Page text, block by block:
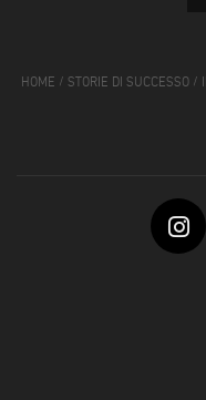
HOME / STORIE DI SUCCESSO/